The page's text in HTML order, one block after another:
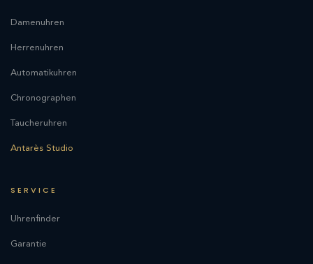
Damenuhren
Herrenuhren
Automatikuhren
Chronographen
Taucheruhren
Antarès Studio
SERVICE
Uhrenfinder
Garantie